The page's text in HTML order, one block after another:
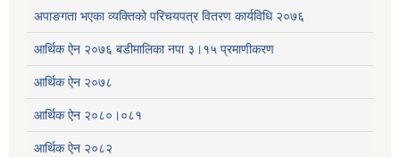
अपाङगता भएका व्यक्तिको परिचयपत्र वितरण कार्यविधि २०७६
आर्थिक ऐन २०७६ बडीमालिका नपा ३।१५ प्रमाणीकरण
आर्थिक ऐन २०७८
आर्थिक ऐन २०८०।०८१
आर्थिक ऐन २०८२